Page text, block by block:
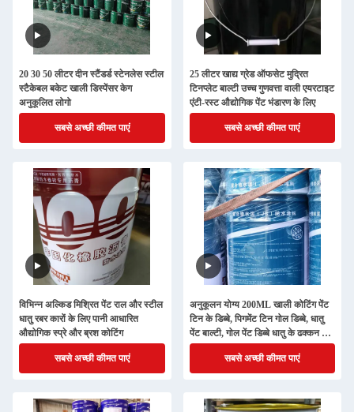
20 30 50 लीटर दीन स्टैंडर्ड स्टेनलेस स्टील
स्टैकेबल बकेट खाली डिस्पेंसर केग
अनुकूलित लोगो
सबसे अच्छी कीमत पाएं
25 लीटर खाद्य ग्रेड ऑफसेट मुद्रित
टिनप्लेट बाल्टी उच्च गुणवत्ता वाली एयरटाइट
एंटी-रस्ट औद्योगिक पेंट भंडारण के लिए
सबसे अच्छी कीमत पाएं
विभिन्न अल्किड मिश्रित पेंट राल और स्टील
धातु रबर कारों के लिए पानी आधारित
औद्योगिक स्प्रे और ब्रश कोटिंग
सबसे अच्छी कीमत पाएं
अनुकूलन योग्य 200ML खाली कोटिंग पेंट
टिन के डिब्बे, पिगमेंट टिन गोल डिब्बे, धातु
पेंट बाल्टी, गोल पेंट डिब्बे धातु के ढक्कन के
साथ
सबसे अच्छी कीमत पाएं